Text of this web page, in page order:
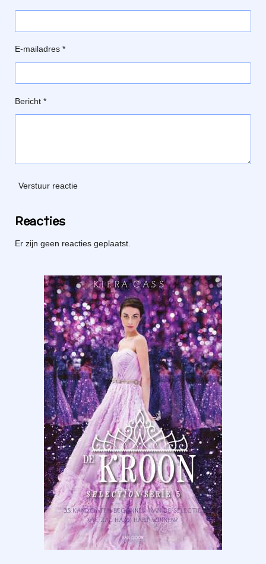
E-mailadres *
Bericht *
Verstuur reactie
Reacties
Er zijn geen reacties geplaatst.